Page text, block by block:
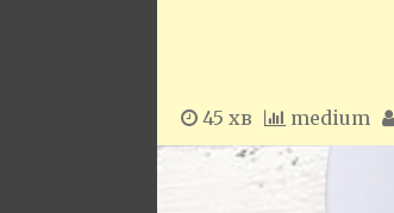
45 хв medium